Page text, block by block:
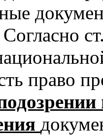
право